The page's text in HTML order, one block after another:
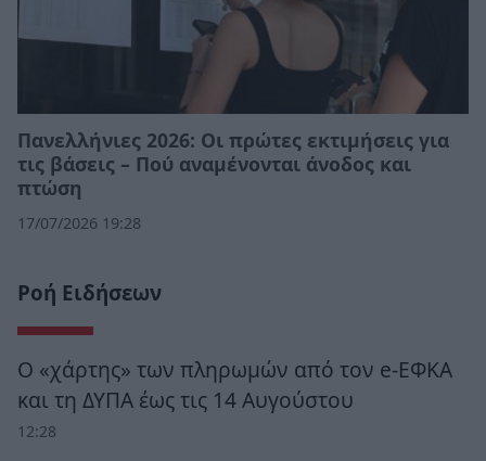
Πανελλήνιες 2026: Οι πρώτες εκτιμήσεις για
τις βάσεις – Πού αναμένονται άνοδος και
πτώση
17/07/2026 19:28
Ροή Ειδήσεων
Ο «χάρτης» των πληρωμών από τον e-ΕΦΚΑ
και τη ΔΥΠΑ έως τις 14 Αυγούστου
12:28